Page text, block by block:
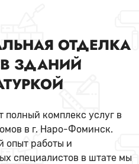
ОТДЕЛКА
ЗДАНИЙ
комплекс услуг в
в г. Наро-Фоминск.
опыт работы и
специалистов в штате мы